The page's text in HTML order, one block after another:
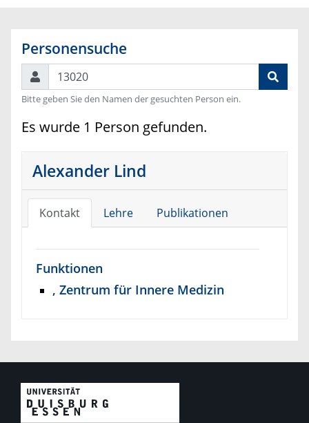
Personensuche
Suchen
Bitte geben Sie den Namen der gesuchten Person ein.
Es wurde 1 Person gefunden.
Alexander Lind
Kontakt Lehre Publikationen
Funktionen
, Zentrum für Innere Medizin